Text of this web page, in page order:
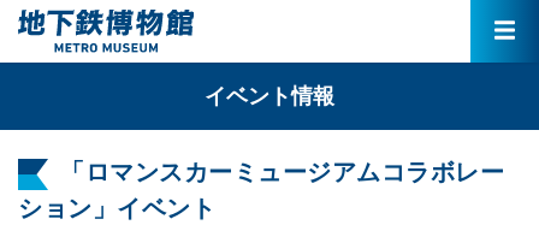
イベント情報
「ロマンスカーミュージアムコラボレー
ション」イベント